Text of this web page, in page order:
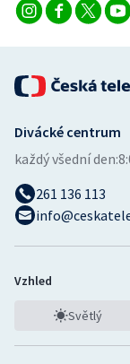
Divácké centrum
každý všední den:
261 136 113
Vzhled
Světlý